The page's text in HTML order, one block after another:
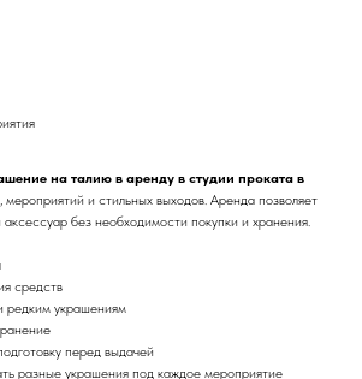
на талию в аренду в студии проката в
мероприятий и стильных выходов. Аренда позволяет
аксессуар без необходимости покупки и хранения.
средств
редким украшениям
перед выдачей
разные украшения под каждое мероприятие